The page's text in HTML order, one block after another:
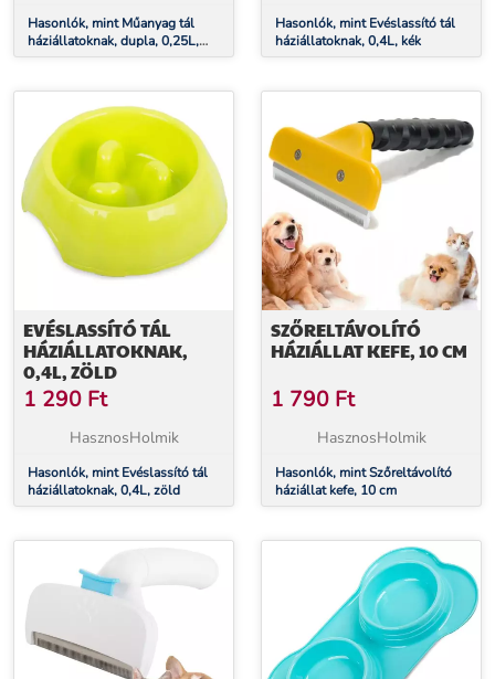
Hasonlók, mint Műanyag tál
háziállatoknak, dupla, 0,25L,
sárga
Hasonlók, mint Evéslassító tál
háziállatoknak, 0,4L, kék
EVÉSLASSÍTÓ TÁL
HÁZIÁLLATOKNAK,
0,4L, ZÖLD
1 290 Ft
HasznosHolmik
Hasonlók, mint Evéslassító tál
háziállatoknak, 0,4L, zöld
SZŐRELTÁVOLÍTÓ
HÁZIÁLLAT KEFE, 10 CM
1 790 Ft
HasznosHolmik
Hasonlók, mint Szőreltávolító
háziállat kefe, 10 cm